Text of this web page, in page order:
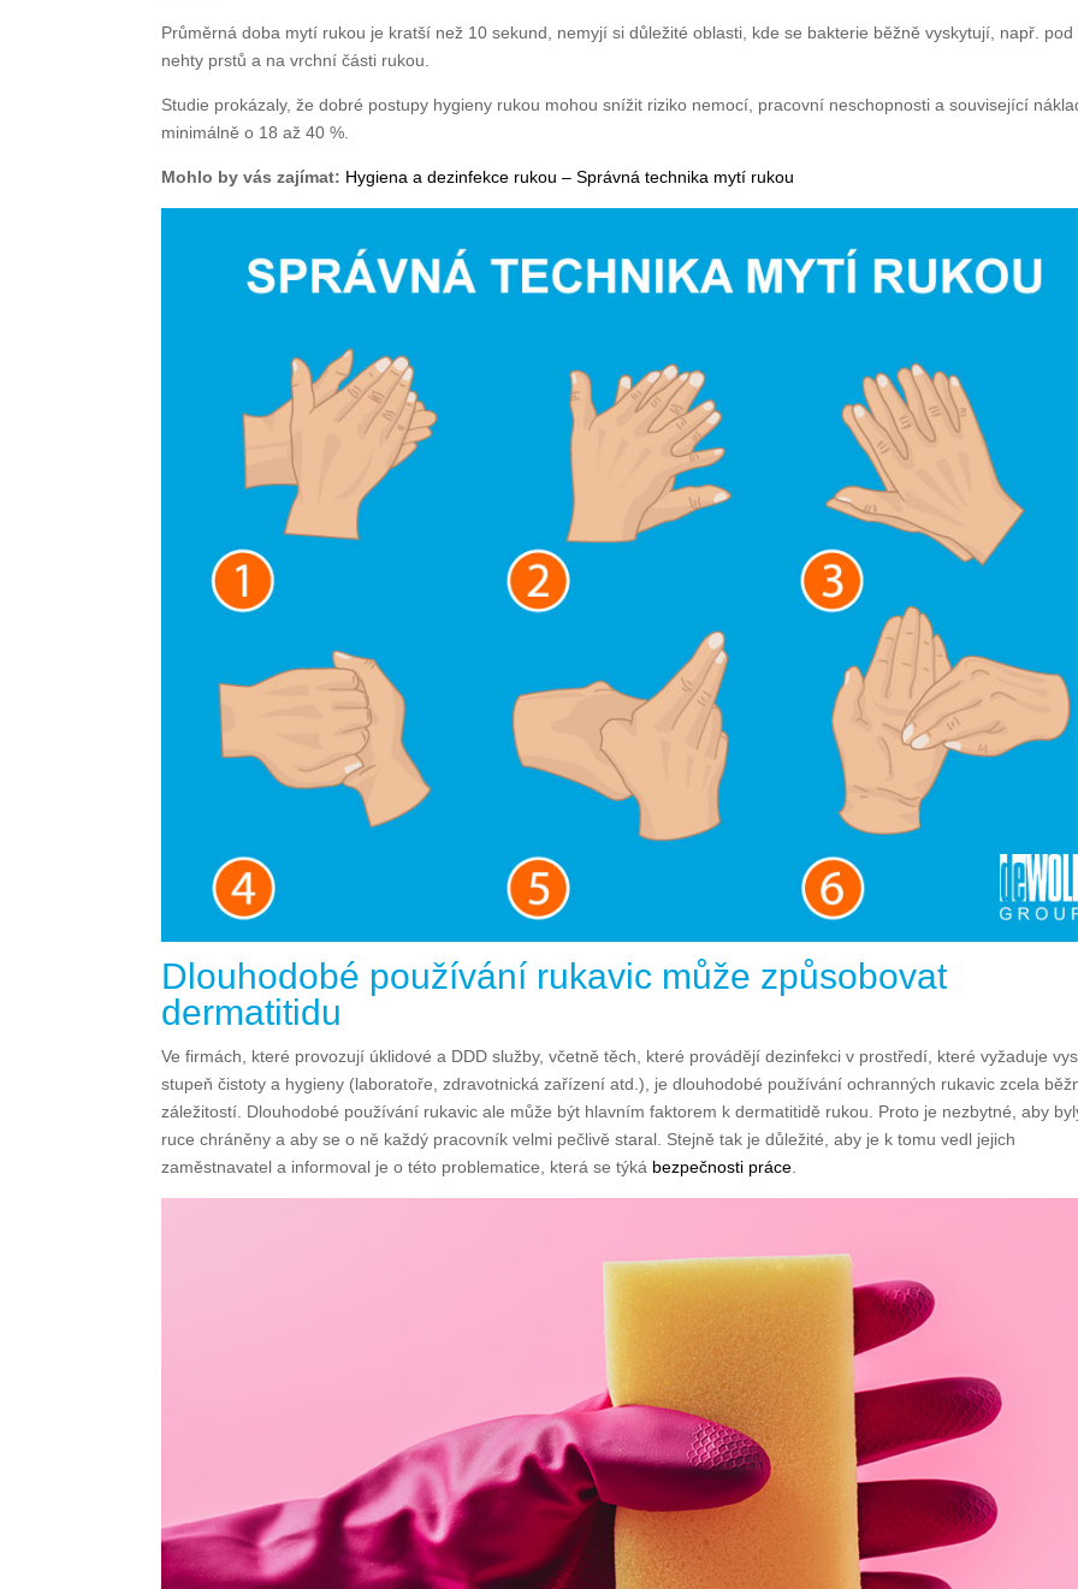
Průměrná doba mytí rukou je kratší než 10 sekund, nemyjí si důležité oblasti, kde se bakterie běžně vyskytují, např. pod
nehty prstů a na vrchní části rukou.
Studie prokázaly, že dobré postupy hygieny rukou mohou snížit riziko nemocí, pracovní neschopnosti a související
minimálně o 18 až 40 %.
Mohlo by vás zajímat: Hygiena a dezinfekce rukou – Správná technika mytí rukou
Dlouhodobé používání rukavic může způsobovat
dermatitidu
Ve firmách, které provozují úklidové a DDD služby, včetně těch, které provádějí dezinfekci v prostředí, které vyžaduje
stupeň čistoty a hygieny (laboratoře, zdravotnická zařízení atd.), je dlouhodobé používání ochranných rukavic zcela
záležitostí. Dlouhodobé používání rukavic ale může být hlavním faktorem k dermatitidě rukou. Proto je nezbytné, aby
ruce chráněny a aby se o ně každý pracovník velmi pečlivě staral. Stejně tak je důležité, aby je k tomu vedl jejich
zaměstnavatel a informoval je o této problematice, která se týká bezpečnosti práce